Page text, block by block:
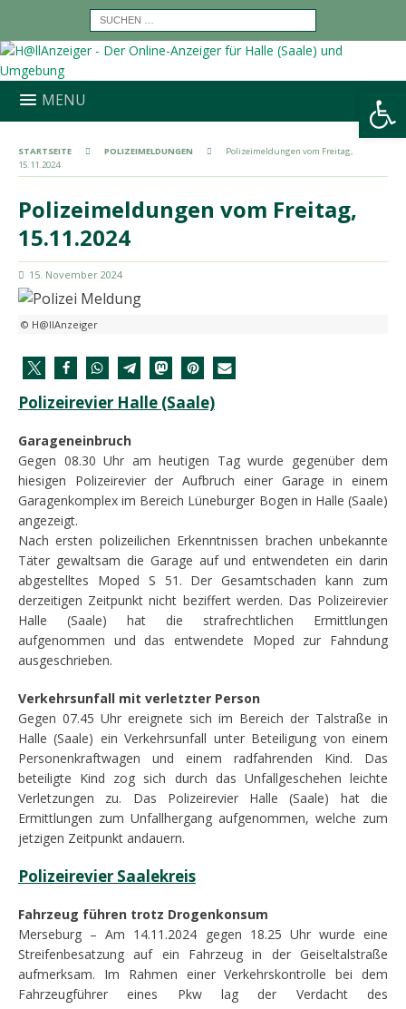
MENU
STARTSEITE POLIZEIMELDUNGEN
Polizeimeldungen vom Freitag,
15.11.2024
Polizeimeldungen vom Freitag,
15.11.2024
15. November 2024
© H@llAnzeiger
Polizeirevier Halle (Saale)
Garageneinbruch
Gegen 08.30 Uhr am heutigen Tag wurde gegenüber dem
hiesigen Polizeirevier der Aufbruch einer Garage in einem
Garagenkomplex im Bereich Lüneburger Bogen in Halle (Saale)
angezeigt.
Nach ersten polizeilichen Erkenntnissen brachen unbekannte
Täter gewaltsam die Garage auf und entwendeten ein darin
abgestelltes Moped S 51. Der Gesamtschaden kann zum
derzeitigen Zeitpunkt nicht beziffert werden. Das Polizeirevier
Halle (Saale) hat die strafrechtlichen Ermittlungen
aufgenommen und das entwendete Moped zur Fahndung
ausgeschrieben.
Verkehrsunfall mit verletzter Person
Gegen 07.45 Uhr ereignete sich im Bereich der Talstraße in
Halle (Saale) ein Verkehrsunfall unter Beteiligung von einem
Personenkraftwagen und einem radfahrenden Kind. Das
beteiligte Kind zog sich durch das Unfallgeschehen leichte
Verletzungen zu. Das Polizeirevier Halle (Saale) hat die
Ermittlungen zum Unfallhergang aufgenommen, welche zum
jetzigen Zeitpunkt andauern.
Polizeirevier Saalekreis
Fahrzeug führen trotz Drogenkonsum
Merseburg – Am 14.11.2024 gegen 18.25 Uhr wurde eine
Streifenbesatzung auf ein Fahrzeug in der Geiseltalstraße
aufmerksam. Im Rahmen einer Verkehrskontrolle bei dem
Fahrzeugführer eines Pkw lag der Verdacht des
Werkzeugleiste öffnen